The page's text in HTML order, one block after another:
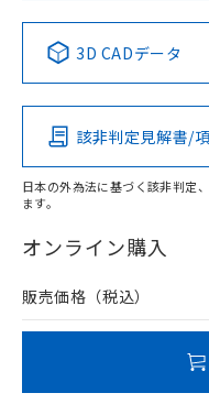
Pb Hg
O
在庫等で未対応品が混
問い合わせください。
3D CADデータ
該非判定見解書/
日本の外為法に基づく該非判定
ます。
オンライン購入
販売価格（税込）